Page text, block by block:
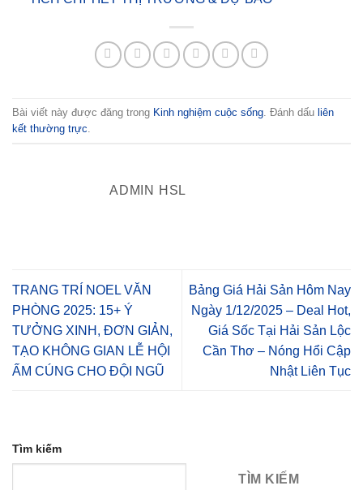
Bài viết này được đăng trong Kinh nghiệm cuộc sống . Đánh dấu liên
kết thường trực
ADMIN HSL
TRANG TRÍ NOEL VĂN
PHÒNG 2025: 15+ Ý
TƯỞNG XINH, ĐƠN GIẢN,
TẠO KHÔNG GIAN LỄ HỘI
ẤM CÚNG CHO ĐỘI NGŨ
Bảng Giá Hải Sản Hôm Nay
Ngày 1/12/2025 – Deal Hot,
Giá Sốc Tại Hải Sản Lộc
Cần Thơ – Nóng Hổi Cập
Nhật Liên Tục
Tìm kiếm
TÌM KIẾM